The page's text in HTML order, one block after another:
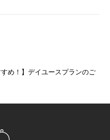
め！】デイユースプランのご